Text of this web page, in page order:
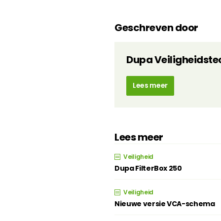
Geschreven door
Dupa
Lees meer
Lees meer
Veiligheid
Dupa FilterBox 250
Veiligheid
Nieuwe versie VCA-schema